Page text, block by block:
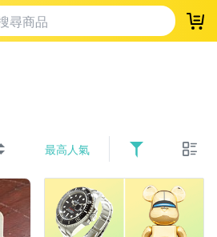
登
最高人氣